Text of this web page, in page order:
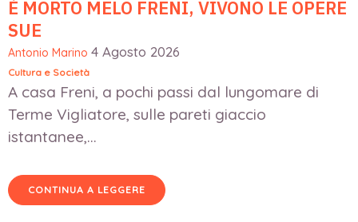
È MORTO MELO FRENI, VIVONO LE OPERE
SUE
Antonio Marino 4 Agosto 2026
Cultura e Società
A casa Freni, a pochi passi dal lungomare di
Terme Vigliatore, sulle pareti giaccio
istantanee,...
CONTINUA A LEGGERE